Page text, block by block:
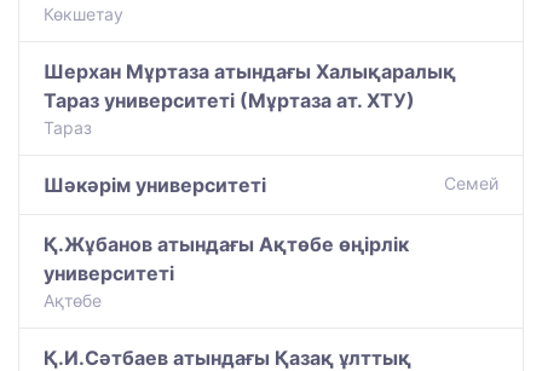
Көкшетау
Шерхан Мұртаза атындағы Халықаралық
Тараз университеті (Мұртаза ат. ХТУ)
Тараз
Шәкәрім университеті Семей
Қ.Жұбанов атындағы Ақтөбе өңірлік
университеті
Ақтөбе
Қ.И.Сәтбаев атындағы Қазақ ұлттық